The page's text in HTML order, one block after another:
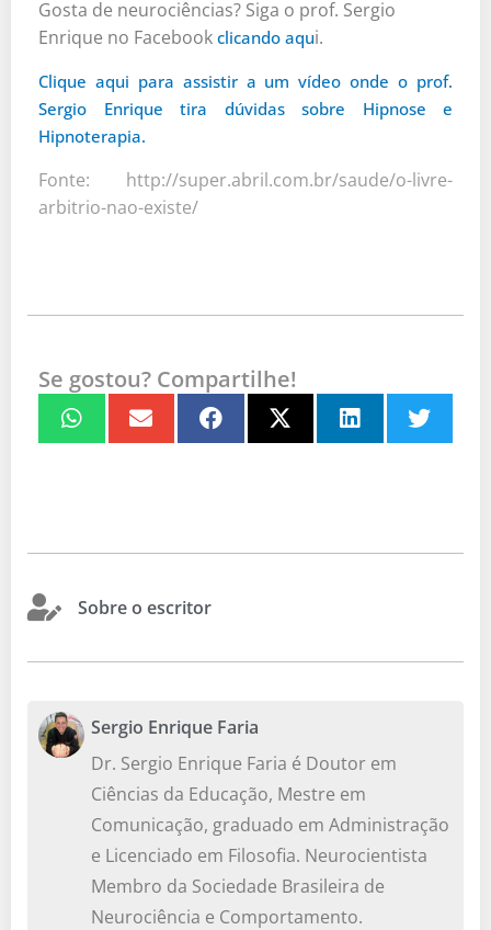
Gosta de neurociências? Siga o prof. Sergio
Enrique no Facebook clicando aqui.
Clique aqui para assistir a um vídeo onde o prof.
Sergio Enrique tira dúvidas sobre Hipnose e
Hipnoterapia.
Fonte: http://super.abril.com.br/saude/o-livre-
arbitrio-nao-existe/
Se gostou? Compartilhe!
Sobre o escritor
Sergio Enrique Faria
Dr. Sergio Enrique Faria é Doutor em
Ciências da Educação, Mestre em
Comunicação, graduado em Administração
e Licenciado em Filosofia. Neurocientista
Membro da Sociedade Brasileira de
Neurociência e Comportamento.